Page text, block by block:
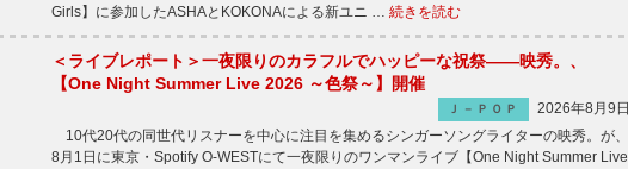
Girls】に参加したASHAとKOKONAによる新ユニ … 続きを読む
＜ライブレポート＞一夜限りのカラフルでハッピーな祝祭――映秀。、
【One Night Summer Live 2026 ～色祭～】開催
Ｊ－ＰＯＰ
2026年8月9日
10代20代の同世代リスナーを中心に注目を集めるシンガーソングライターの映秀。が、
8月1日に東京・Spotify O-WESTにて一夜限りのワンマンライブ【One Night Summer Live